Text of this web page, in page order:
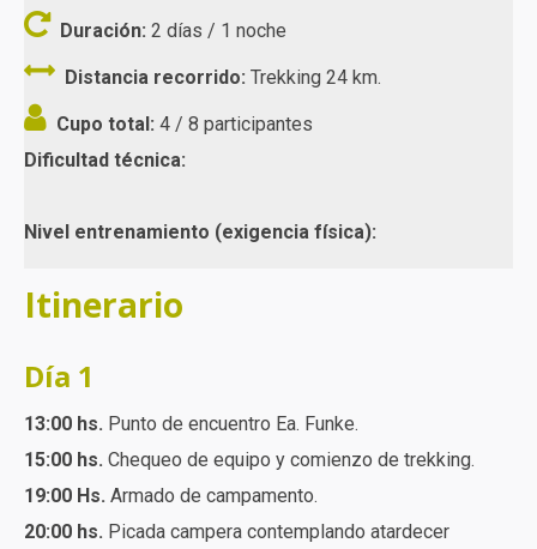
Duración: 2 días / 1 noche
Distancia recorrido: Trekking 24 km.
Cupo total: 4 / 8 participantes
Dificultad técnica:
Nivel entrenamiento (exigencia física):
Itinerario
Día 1
13:00 hs. Punto de encuentro Ea. Funke.
15:00 hs. Chequeo de equipo y comienzo de trekking.
19:00 Hs. Armado de campamento.
20:00 hs. Picada campera contemplando atardecer